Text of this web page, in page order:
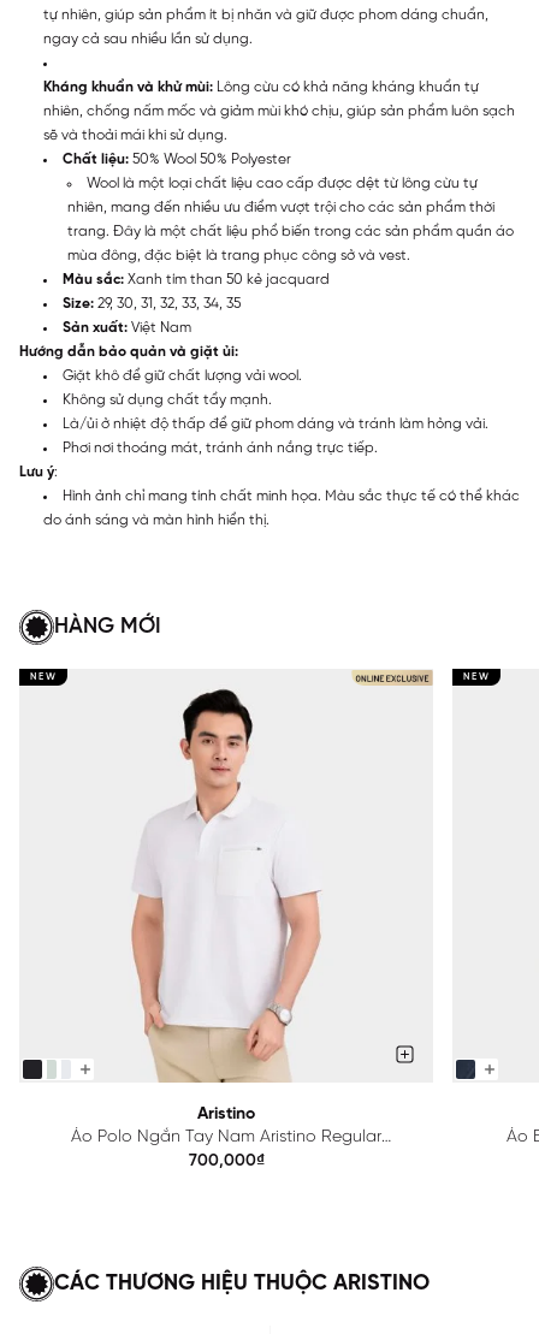
tự nhiên, giúp sản phẩm ít bị nhăn và giữ được phom dáng chuẩn,
ngay cả sau nhiều lần sử dụng.
Kháng khuẩn và khử mùi: Lông cừu có khả năng kháng khuẩn tự
nhiên, chống nấm mốc và giảm mùi khó chịu, giúp sản phẩm luôn sạch
sẽ và thoải mái khi sử dụng.
Chất liệu: 50% Wool 50% Polyester
Wool là một loại chất liệu cao cấp được dệt từ lông cừu tự
nhiên, mang đến nhiều ưu điểm vượt trội cho các sản phẩm thời
trang. Đây là một chất liệu phổ biến trong các sản phẩm quần áo
mùa đông, đặc biệt là trang phục công sở và vest.
Màu sắc: Xanh tím than 50 kẻ jacquard
Size: 29, 30, 31, 32, 33, 34, 35
Sản xuất: Việt Nam
Hướng dẫn bảo quản và giặt ủi:
Giặt khô để giữ chất lượng vải wool.
Không sử dụng chất tẩy mạnh.
Là/ủi ở nhiệt độ thấp để giữ phom dáng và tránh làm hỏng vải.
Phơi nơi thoáng mát, tránh ánh nắng trực tiếp.
Lưu ý:
Hình ảnh chỉ mang tính chất minh họa. Màu sắc thực tế có thể khác
do ánh sáng và màn hình hiển thị.
HÀNG MỚI
NEW
Aristino
Áo Polo Ngắn Tay Nam Aristino Regular
APS615EDP01
700,000₫
NEW
Áo
CÁC THƯƠNG HIỆU THUỘC ARISTINO